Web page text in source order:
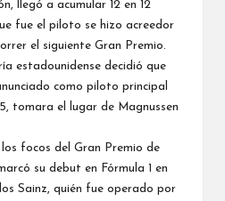
llegó a acumular 12 en 12
fue el piloto se hizo acreedor
el siguiente Gran Premio.
estadounidense decidió que
como piloto principal
, tomara el lugar de Magnussen
focos del Gran Premio de
su debut en Fórmula 1 en
Sainz , quién fue operado por